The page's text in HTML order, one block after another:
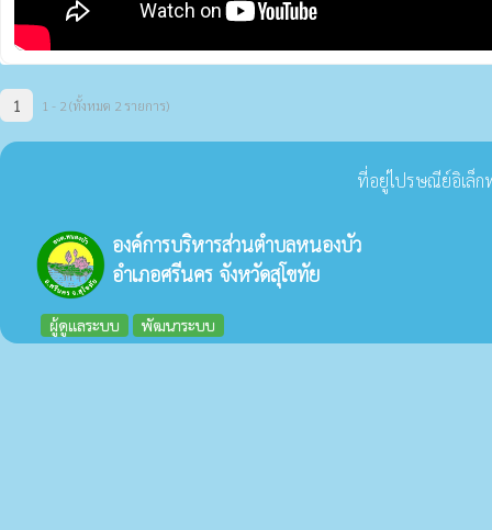
1 1 - 2 (ทั้งหมด 2 รายการ)
ที่อยู่ไปรษณีย์อิเล็ก
องค์การบริหารส่วนตำบลหนองบัว
อำเภอศรีนคร จังหวัดสุโขทัย
ผู้ดูแลระบบ พัฒนาระบบ